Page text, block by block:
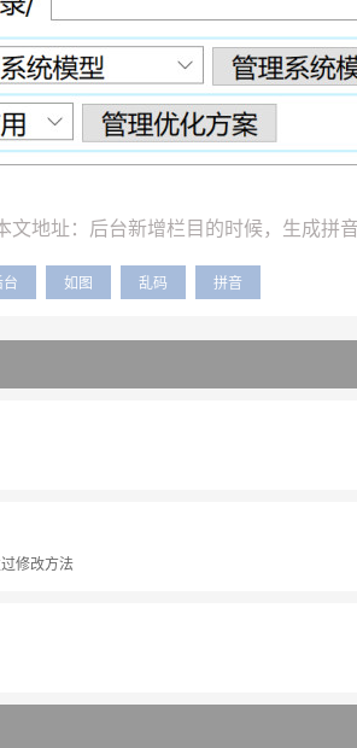
文地址： 后台新增栏目的时候，生成拼
台 如图 乱码 拼音
修改方法